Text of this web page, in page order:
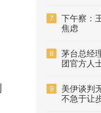
7
下午察：
焦虑
8
茅台总经
团官方人
9
美伊谈判
不急于让